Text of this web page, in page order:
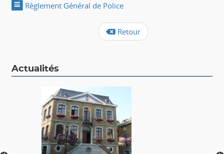
Règlement Général de Police
Retour
Actualités